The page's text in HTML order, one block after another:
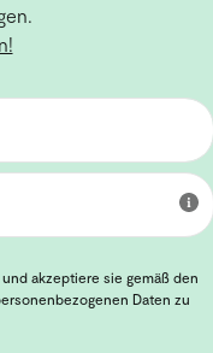
akzeptiere sie gemäß den
Daten zu